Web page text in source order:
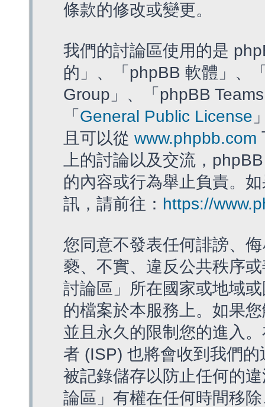
條款的修改或變更。
我們的討論區使用的是
的」、「phpBB 軟體」、
Group」、「phpBB
「 General Public License
且可以從 www.phpbb.com
上的討論以及交流，
的內容或行為舉止負責。
訊，請前往： https://
您同意不發表任何誹謗、
褻、不實、違反公共秩序
討論區」所在國家或地域
的檔案於本服務上。如果
並且永久的限制您的進入
者 (ISP) 也將會收到我們
被記錄儲存以防止任何的
論區」有權在任何時間移